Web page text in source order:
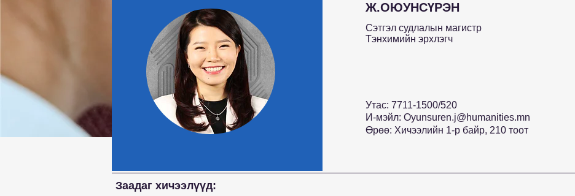
Ж.ОЮУНСҮРЭН
Сэтгэл судлалын магистр
Тэнхимийн эрхлэгч
Утас: 7711-1500/520
И-мэйл: Oyunsuren.j@humanities.mn
Өрөө: Хичээлийн 1-р байр, 210 тоот
Заадаг хичээлүүд: